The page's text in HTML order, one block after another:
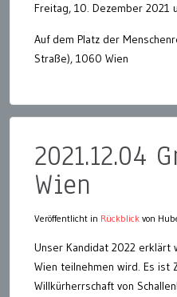
Freitag, 10. Dezember 2021
Auf dem Platz der
Straße), 1060 Wien
2021.12.04
Wien
Veröffentlicht in Rückblick von
Unser Kandidat 2022 erklärt
Wien teilnehmen wird. Es ist
Willkürherrschaft von